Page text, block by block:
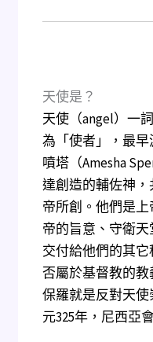
天使是？
天使（angel）一
為「使者」，最早
噴塔（Amesha
達創造的輔佐神
帝所創。他們是
帝的旨意、守衛
交付給他們的其
否屬於基督教的
保羅就是反對天
元325年，尼西亞